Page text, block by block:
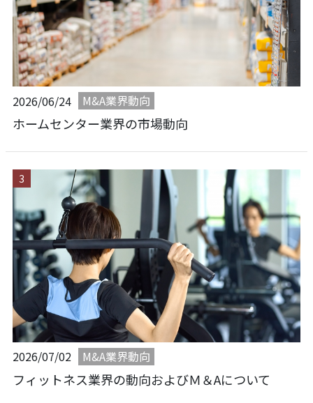
2026/06/24 M&A業界動向
ホームセンター業界の市場動向
2026/07/02 M&A業界動向
フィットネス業界の動向およびＭ＆Aについて